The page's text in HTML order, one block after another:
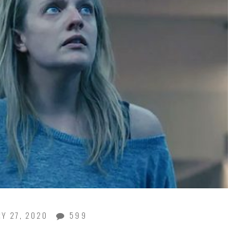
27, 2020 599